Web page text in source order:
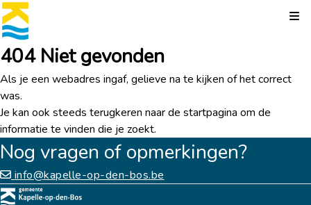
404 Niet gevonden
Als je een webadres ingaf, gelieve na te kijken of het correct
was.
Je kan ook steeds terugkeren naar de startpagina om de
informatie te vinden die je zoekt.
Nog vragen of opmerkingen?
info@kapelle-op-den-bos.be